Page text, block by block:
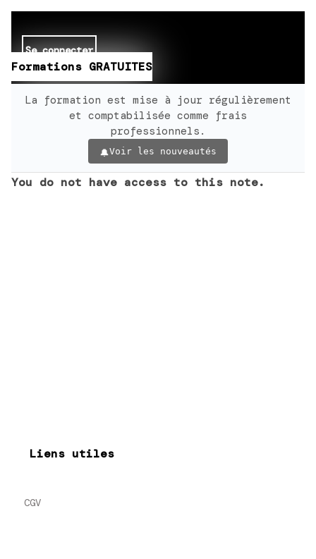
Se connecter
Formations GRATUITES
La formation est mise à jour régulièrement
et comptabilisée comme frais
professionnels.
Voir les nouveautés
You do not have access to this note.
Liens utiles
CGV